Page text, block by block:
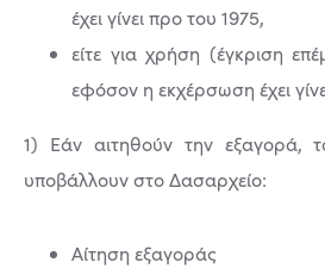
έχει γίνει προ του 1975,
είτε για χρήση (έγκριση
εφόσον η εκχέρσωση έχει
1) Εάν αιτηθούν την εξαγορά,
υποβάλλουν στο Δασαρχείο:
Αίτηση εξαγοράς